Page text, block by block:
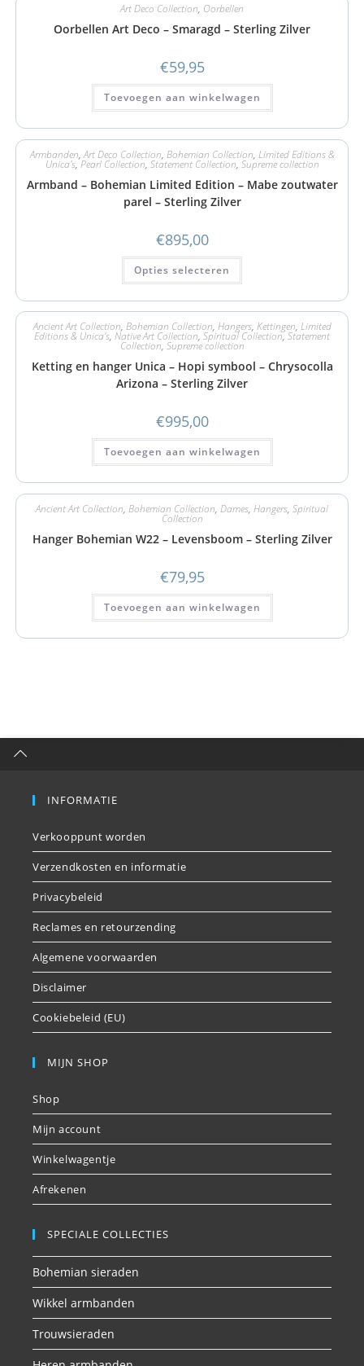
Art Deco Collection, Oorbellen
Oorbellen Art Deco – Smaragd – Sterling Zilver
€59,95
Toevoegen aan winkelwagen
Armbanden,Art Deco Collection, Bohemian Collection, Limited Editions &
Unica's,Pearl Collection, Statement Collection, Supreme collection
Armband – Bohemian Limited Edition – Mabe zoutwater
parel – Sterling Zilver
€895,00
Opties selecteren
Ancient Art Collection, Bohemian Collection, Hangers, Kettingen, Limited
Editions & Unica's, Native Art Collection, Spiritual Collection, Statement
Collection, Supreme collection
Ketting en hanger Unica – Hopi symbool – Chrysocolla
Arizona – Sterling Zilver
€995,00
Toevoegen aan winkelwagen
Ancient Art Collection, Bohemian Collection, Dames, Hangers, Spiritual
Collection
Hanger Bohemian W22 – Levensboom – Sterling Zilver
€79,95
Toevoegen aan winkelwagen
INFORMATIE
Verkooppunt worden
Verzendkosten en informatie
Privacybeleid
Reclames en retourzending
Algemene voorwaarden
Disclaimer
Cookiebeleid (EU)
MIJN SHOP
Shop
Mijn account
Winkelwagentje
Afrekenen
SPECIALE COLLECTIES
Bohemian sieraden
Wikkel armbanden
Trouwsieraden